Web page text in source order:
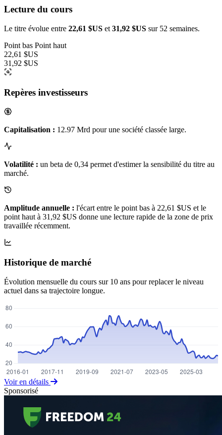
Lecture du cours
Le titre évolue entre 22,61 $US et 31,92 $US sur 52 semaines.
Point bas Point haut
22,61 $US
31,92 $US
Repères investisseurs
Capitalisation : 12.97 Mrd pour une société classée large.
Volatilité : un beta de 0,34 permet d'estimer la sensibilité du titre au
marché.
Amplitude annuelle : l'écart entre le point bas à 22,61 $US et le
point haut à 31,92 $US donne une lecture rapide de la zone de prix
travaillée récemment.
Historique de marché
Évolution mensuelle du cours sur 10 ans pour replacer le niveau
actuel dans sa trajectoire longue.
Voir en détails
Sponsorisé